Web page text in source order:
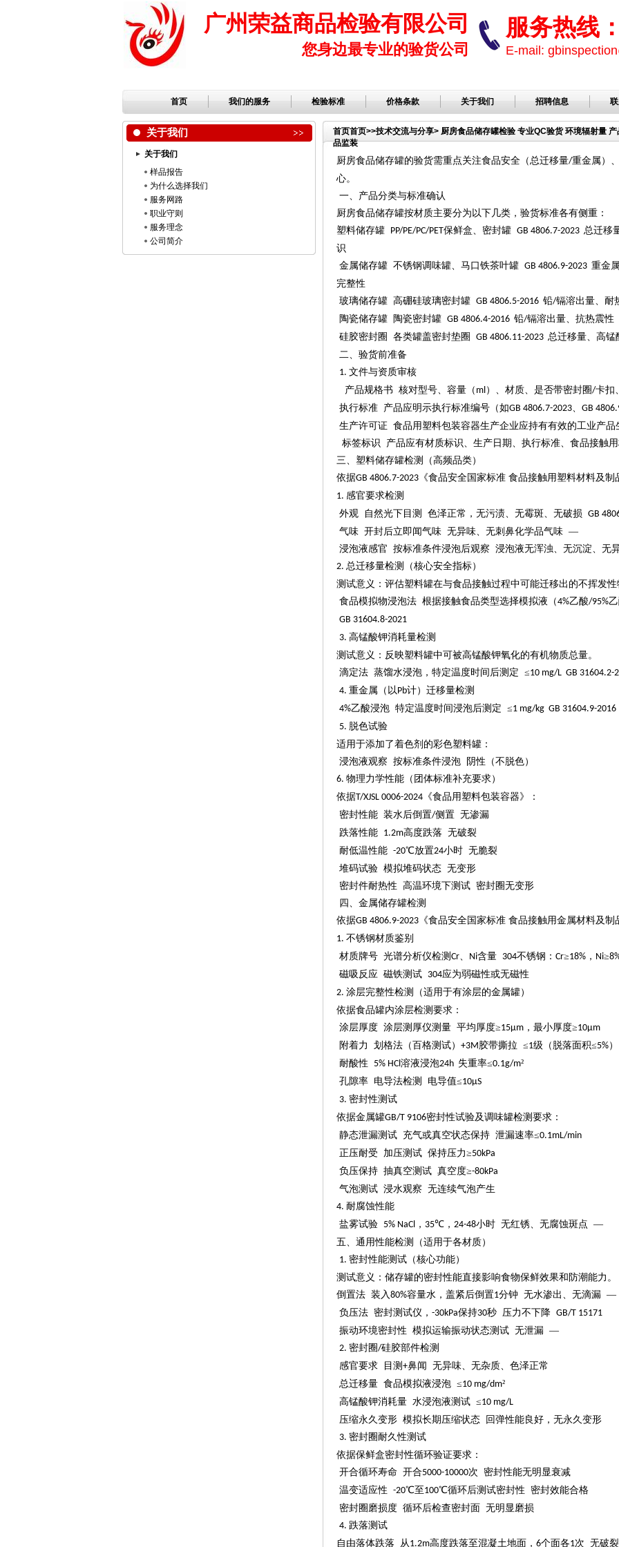
广州荣益商品检验有限公司
您身边最专业的验货公司
服务热线
E-mail:
首页 我们的服务 检验标准 价格条款 关于我们 招聘信息
关于我们
关于我们
样品报告
为什么选择我们
服务网路
职业守则
服务理念
公司简介
首页首页>>技术交流与分享> 厨房食品储存罐检验 专业QC验货 环境辐射量
品监装
厨房食品储存罐的验货需重点关注食品安全（总迁移量/重金属）
心。
一、产品分类与标准确认
厨房食品储存罐按材质主要分为以下几类，验货标准各有侧重：
塑料储存罐 PP/PE/PC/PET保鲜盒、密封罐 GB 4806.7-2023 总迁移
识
金属储存罐 不锈钢调味罐、马口铁茶叶罐 GB 4806.9-2023 重金
完整性
玻璃储存罐 高硼硅玻璃密封罐 GB 4806.5-2016 铅/镉溶出量、耐
陶瓷储存罐
陶瓷密封罐 GB 4806.4-2016 铅/镉溶出量、抗热震性
硅胶密封圈
各类罐盖密封垫圈 GB 4806.11-2023 总迁移量、高锰
二、验货前准备
1. 文件与资质审核
产品规格书 核对型号、容量（ ml）、材质、是否带密封圈/卡扣
执行标准 产品应明示执行标准编号（如GB 4806.7-2023、 GB
生产许可证 食品用塑料包装容器生产企业应持有有效的工业产品
标签标识
产品应有材质标识、生产日期、执行标准、食品接触
三、塑料储存罐检测（高频品类）
依据GB 4806.7-2023 《食品安全国家标准 食品接触用塑料材料及
1. 感官要求检测
外观
自然光下目测 色泽正常，无污渍、无霉斑、无破损 GB
气味 开封后立即闻气味 无异味、无刺鼻化学品气味 —
浸泡液感官 按标准条件浸泡后观察 浸泡液无浑浊、无沉淀、无
2. 总迁移量检测（核心安全指标）
测试意义：评估塑料罐在与食品接触过程中可能迁移出的不挥发
食品模拟物浸泡法 根据接触食品类型选择模拟液（4%乙酸/95%
GB 31604.8-2021
3. 高锰酸钾消耗量检测
测试意义：反映塑料罐中可被高锰酸钾氧化的有机物质总量。
滴定法 蒸馏水浸泡，特定温度时间后测定 ≤10 mg/L GB 31604.2-
4. 重金属（以Pb计）迁移量检测
4%乙酸浸泡 特定温度时间浸泡后测定 ≤1 mg/kg GB 31604.9-2016
5. 脱色试验
适用于添加了着色剂的彩色塑料罐：
浸泡液观察 按标准条件浸泡
阴性（不脱色）
6. 物理力学性能（团体标准补充要求）
依据T/XJSL 0006-2024 《食品用塑料包装容器》：
密封性能 装水后倒置/侧置 无渗漏
跌落性能 1.2m高度跌落 无破裂
耐低温性能 -20℃放置24小时 无脆裂
堆码试验 模拟堆码状态 无变形
密封件耐热性 高温环境下测试 密封圈无变形
四、金属储存罐检测
依据GB 4806.9-2023 《食品安全国家标准 食品接触用金属材料及制
1. 不锈钢材质鉴别
材质牌号 光谱分析仪检测 Cr、 Ni含量 304不锈钢： Cr≥18% ， Ni≥
磁吸反应 磁铁测试 304应为弱磁性或无磁性
2. 涂层完整性检测（适用于有涂层的金属罐）
依据食品罐内涂层检测要求：
涂层厚度 涂层测厚仪测量 平均厚度≥15µm ，最小厚度≥10µm
附着力
划格法（百格测试） +3M胶带撕拉 ≤1级（脱落面积≤5%）
耐酸性
5% HCl溶液浸泡24h 失重率≤0.1g/m²
孔隙率 电导法检测 电导值≤10µS
3. 密封性测试
依据金属罐GB/T 9106密封性试验及调味罐检测要求：
静态泄漏测试 充气或真空状态保持 泄漏速率≤0.1mL/min
正压耐受
加压测试 保持压力≥50kPa
负压保持 抽真空测试 真空度≥-80kPa
气泡测试 浸水观察 无连续气泡产生
4. 耐腐蚀性能
盐雾试验 5% NaCl ， 35℃， 24-48小时 无红锈、无腐蚀斑点 —
五、通用性能检测（适用于各材质）
1. 密封性能测试（核心功能）
测试意义：储存罐的密封性能直接影响食物保鲜效果和防潮能力。
倒置法 装入80%容量水，盖紧后倒置1分钟 无水渗出、无滴漏 —
负压法 密封测试仪， -30kPa保持30秒 压力不下降 GB/T 15171
振动环境密封性 模拟运输振动状态测试 无泄漏 —
2. 密封圈/硅胶部件检测
感官要求
目测 +鼻闻 无异味、无杂质、色泽正常
总迁移量 食品模拟液浸泡 ≤10 mg/dm²
高锰酸钾消耗量 水浸泡液测试 ≤10 mg/L
压缩永久变形 模拟长期压缩状态
回弹性能良好，无永久变形
3. 密封圈耐久性测试
依据保鲜盒密封性循环验证要求：
开合循环寿命 开合5000-10000次 密封性能无明显衰减
温变适应性 -20℃至 100℃循环后测试密封性 密封效能合格
密封圈磨损度 循环后检查密封面 无明显磨损
4. 跌落测试
自由落体跌落
从1.2m高度跌落至混凝土地面， 6个面各1次 无破